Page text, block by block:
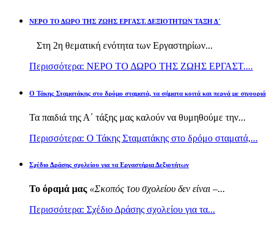
ΝΕΡΟ ΤΟ ΔΩΡΟ ΤΗΣ ΖΩΗΣ ΕΡΓΑΣΤ. ΔΕΞΙΟΤΗΤΩΝ ΤΑΞΗ Δ΄
Στη 2η θεματική ενότητα των Εργαστηρίων...
Περισσότερα: ΝΕΡΟ ΤΟ ΔΩΡΟ ΤΗΣ ΖΩΗΣ ΕΡΓΑΣΤ....
Ο Τάκης Σταματάκης στο δρόμο σταματά, τα σήματα κοιτά και περνά με σιγουριά
Τα παιδιά της Α΄ τάξης μας καλούν να θυμηθούμε την...
Περισσότερα: Ο Τάκης Σταματάκης στο δρόμο σταματά,...
Σχέδιο Δράσης σχολείου για τα Εργαστήρια Δεξιοτήτων
Το όραμά μας «Σκοπός του σχολείου δεν είναι –...
Περισσότερα: Σχέδιο Δράσης σχολείου για τα...